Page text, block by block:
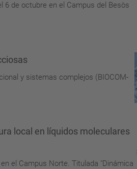
6 de octubre en el Campus del Besòs
y sistemas complejos (BIOCOM-
local en líquidos moleculares
el Campus Norte. Titulada "Dinámica